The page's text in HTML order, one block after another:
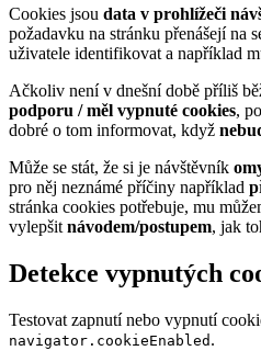
Cookies jsou data v prohlížeči
požadavku na stránku přenášejí na
uživatele identifikovat a například
Ačkoliv není v dnešní době příliš
podporu / měl vypnuté cookies,
dobré o tom informovat, když
Může se stát, že si je návštěvník
pro něj neznámé příčiny například
stránka cookies potřebuje, mu
vylepšit návodem/postupem, jak
Detekce vypnutých
Testovat zapnutí nebo vypnutí
navigator.cookieEnabled .